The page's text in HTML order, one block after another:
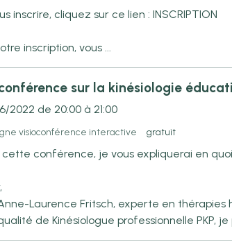
inscrire, cliquez sur ce lien : INSCRIPTION
inscription, vous ...
sur la kinésiologie
2022 de 20:00 à 21:00
visioconférence interactive gratuit
cette conférence, je vous expliquerai en
Laurence Fritsch, experte en
de Kinésiologue professionnelle PKP,